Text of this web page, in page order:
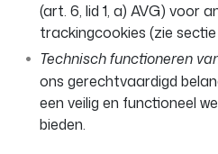
(art. 6, lid 1, a) AVG) voor
trackingcookies (zie
Technisch functioneren
ons gerechtvaardigd
een veilig en functioneel
bieden.